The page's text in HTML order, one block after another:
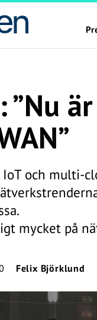
”Nu
och multi-
mycket på
Felix Björklund